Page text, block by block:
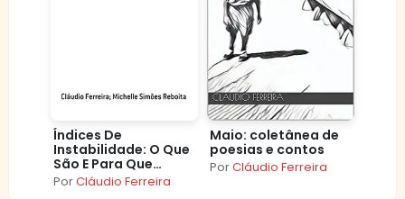
Índices De
Instabilidade: O Que
São E Para Que
Servem?
PorCláudio Ferreira
Maio: coletânea de
poesias e contos
PorCláudio Ferreira